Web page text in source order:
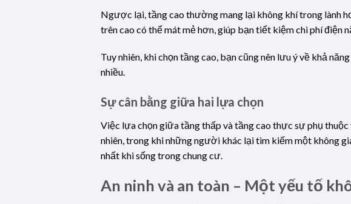
Ngược lại, tầng cao thường mang lại không khí trong lành
trên cao có thể mát mẻ hơn, giúp bạn tiết kiệm chi phí điện
Tuy nhiên, khi chọn tầng cao, bạn cũng nên lưu ý về khả
nhiều.
Sự cân bằng giữa hai lựa chọn
Việc lựa chọn giữa tầng thấp và tầng cao thực sự phụ
nhiên, trong khi những người khác lại tìm kiếm một không
nhất khi sống trong chung cư.
An ninh và an toàn – Một yếu tố